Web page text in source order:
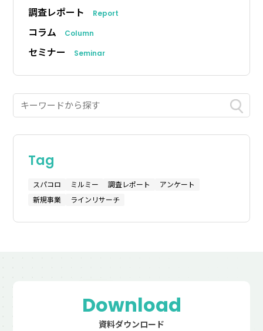
調査レポート Report
コラム Column
セミナー Seminar
Tag
スパコロ ミルミー 調査レポート
アンケート
新規事業
ラインリサーチ
Download
資料ダウンロード